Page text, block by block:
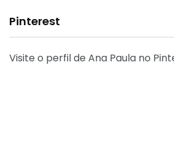
Pinterest
Visite o perfil de Ana Paula no